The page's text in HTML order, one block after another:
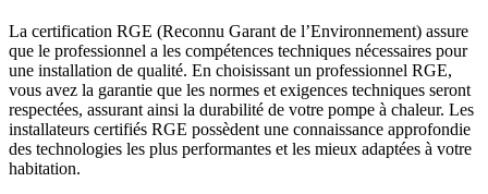
La certification RGE (Reconnu Garant de l’Environnement) assure
que le professionnel a les compétences techniques nécessaires pour
une installation de qualité. En choisissant un professionnel RGE,
vous avez la garantie que les normes et exigences techniques seront
respectées, assurant ainsi la durabilité de votre pompe à chaleur. Les
installateurs certifiés RGE possèdent une connaissance approfondie
des technologies les plus performantes et les mieux adaptées à votre
habitation.